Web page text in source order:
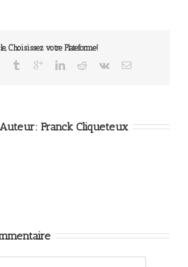
Choisissez votre Plateforme!
Franck Cliqueteux